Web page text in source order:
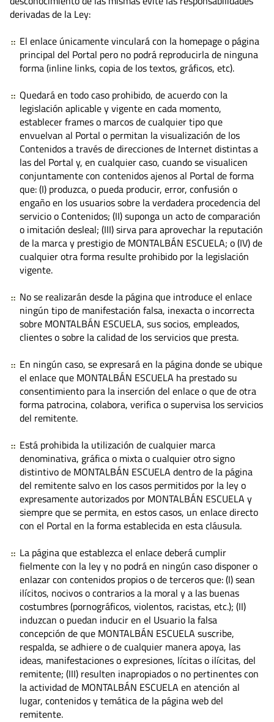
derivadas de la Ley:
El enlace únicamente vinculará con la homepage o página
principal del Portal pero no podrá reproducirla de ninguna
forma (inline links, copia de los textos, gráficos, etc).
Quedará en todo caso prohibido, de acuerdo con la
legislación aplicable y vigente en cada momento,
establecer frames o marcos de cualquier tipo que
envuelvan al Portal o permitan la visualización de los
Contenidos a través de direcciones de Internet distintas a
las del Portal y, en cualquier caso, cuando se visualicen
conjuntamente con contenidos ajenos al Portal de forma
que: (I) produzca, o pueda producir, error, confusión o
engaño en los usuarios sobre la verdadera procedencia del
servicio o Contenidos; (II) suponga un acto de comparación
o imitación desleal; (III) sirva para aprovechar la reputación
de la marca y prestigio de MONTALBÁN ESCUELA; o (IV) de
cualquier otra forma resulte prohibido por la legislación
vigente.
No se realizarán desde la página que introduce el enlace
ningún tipo de manifestación falsa, inexacta o incorrecta
sobre MONTALBÁN ESCUELA, sus socios, empleados,
clientes o sobre la calidad de los servicios que presta.
En ningún caso, se expresará en la página donde se ubique
el enlace que MONTALBÁN ESCUELA ha prestado su
consentimiento para la inserción del enlace o que de otra
forma patrocina, colabora, verifica o supervisa los servicios
del remitente.
Está prohibida la utilización de cualquier marca
denominativa, gráfica o mixta o cualquier otro signo
distintivo de MONTALBÁN ESCUELA dentro de la página
del remitente salvo en los casos permitidos por la ley o
expresamente autorizados por MONTALBÁN ESCUELA y
siempre que se permita, en estos casos, un enlace directo
con el Portal en la forma establecida en esta cláusula.
La página que establezca el enlace deberá cumplir
fielmente con la ley y no podrá en ningún caso disponer o
enlazar con contenidos propios o de terceros que: (I) sean
ilícitos, nocivos o contrarios a la moral y a las buenas
costumbres (pornográficos, violentos, racistas, etc.); (II)
induzcan o puedan inducir en el Usuario la falsa
concepción de que MONTALBÁN ESCUELA suscribe,
respalda, se adhiere o de cualquier manera apoya, las
ideas, manifestaciones o expresiones, lícitas o ilícitas, del
remitente; (III) resulten inapropiados o no pertinentes con
la actividad de MONTALBÁN ESCUELA en atención al
lugar, contenidos y temática de la página web del
remitente.